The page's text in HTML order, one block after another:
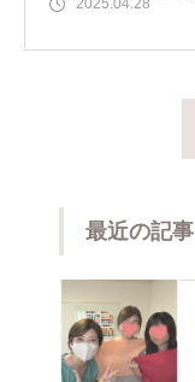
2025.04.28
最近の記事